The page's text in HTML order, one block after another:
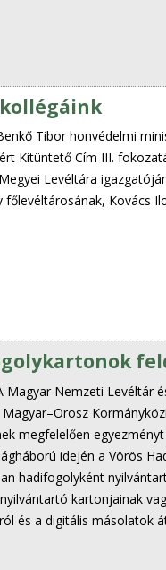
Tibor honvédelmi
Kitüntető Cím III.
Levéltára
főlevéltárosának, Kovács
Magyar Nemzeti Levéltár
megfelelően
idején a Vörös
hadifogolyként
kartonjainak
és a digitális másolatok